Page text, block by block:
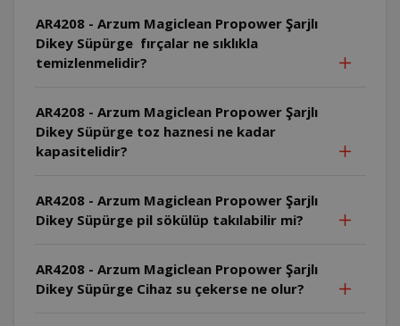
AR4208 - Arzum Magiclean Propower Şarjlı
Dikey Süpürge fırçalar ne sıklıkla
temizlenmelidir?
AR4208 - Arzum Magiclean Propower Şarjlı
Dikey Süpürge toz haznesi ne kadar
kapasitelidir?
AR4208 - Arzum Magiclean Propower Şarjlı
Dikey Süpürge pil sökülüp takılabilir mi?
AR4208 - Arzum Magiclean Propower Şarjlı
Dikey Süpürge Cihaz su çekerse ne olur?